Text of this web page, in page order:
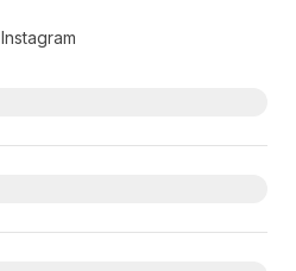
Instagram